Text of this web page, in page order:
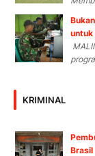
untuk
KRIMINAL
Brasil